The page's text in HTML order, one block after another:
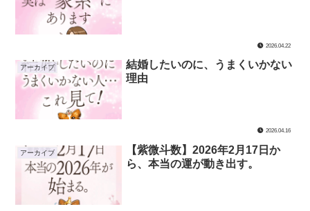
2026.04.22
アーカイブ
結婚したいのに、うまくいかない
理由
2026.04.16
アーカイブ
【紫微斗数】2026年2月17日か
ら、本当の運が動き出す。